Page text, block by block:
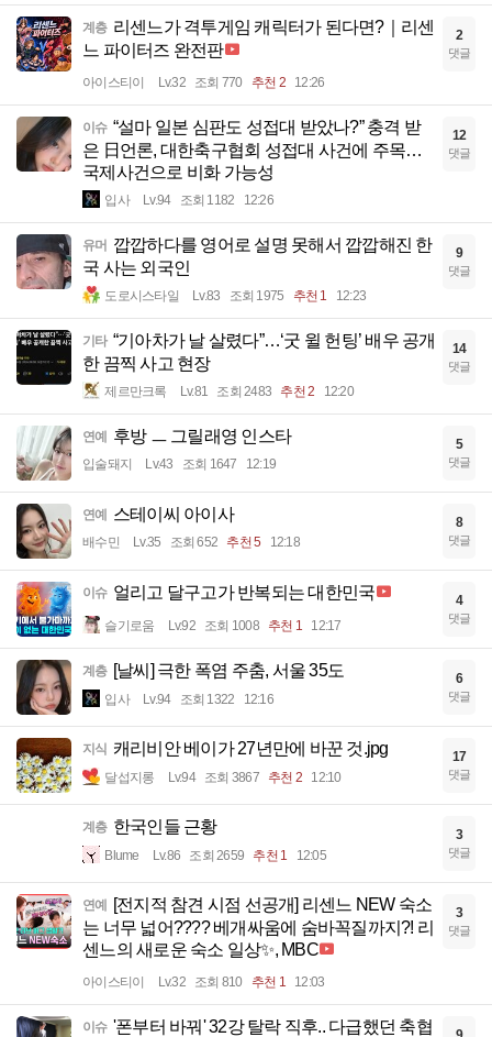
계층 리센느가 격투게임 캐릭터가 된다면?｜리센
느 파이터즈 완전판
아이스티이 Lv.32 조회 770 추천 2 12:26
2
댓글
이슈 “설마 일본 심판도 성접대 받았나?” 충격 받
은 日언론, 대한축구협회 성접대 사건에 주목…
국제사건으로 비화 가능성
입사 Lv.94 조회 1182 12:26
12
댓글
유머 깝깝하다를 영어로 설명 못해서 깝깝해진 한
국 사는 외국인
도로시스타일 Lv.83 조회 1975 추천 1 12:23
9
댓글
기타 “기아차가 날 살렸다”…‘굿 윌 헌팅’ 배우 공개
한 끔찍 사고 현장
제르만크록 Lv.81 조회 2483 추천 2 12:20
14
댓글
연예 후방 ㅡ 그릴래영 인스타
입술돼지 Lv.43 조회 1647 12:19
5
댓글
연예 스테이씨 아이사
배수민 Lv.35 조회 652 추천 5 12:18
8
댓글
이슈 얼리고 달구고가 반복되는 대한민국
슬기로움 Lv.92 조회 1008 추천 1 12:17
4
댓글
계층 [날씨] 극한 폭염 주춤, 서울 35도
입사 Lv.94 조회 1322 12:16
6
댓글
지식 캐리비안 베이가 27년만에 바꾼 것.jpg
달섭지롱 Lv.94 조회 3867 추천 2 12:10
17
댓글
계층 한국인들 근황
Blume Lv.86 조회 2659 추천 1 12:05
3
댓글
연예 [전지적 참견 시점 선공개] 리센느 NEW 숙소
는 너무 넓어???? 베개싸움에 숨바꼭질까지?! 리
센느의 새로운 숙소 일상✨, MBC
아이스티이 Lv.32 조회 810 추천 1 12:03
3
댓글
이슈 '폰부터 바꿔' 32강 탈락 직후.. 다급했던 축협